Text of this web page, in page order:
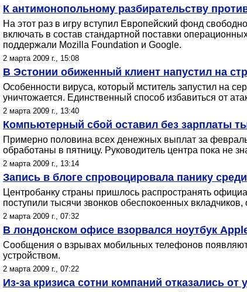
К антимонопольному разбирательству
На этот раз в игру вступил Европейский фонд
включать в состав стандартной поставки
поддержали Mozilla Foundation и Google.
2 марта 2009 г., 15:08
В Эстонии обиженный клиент напустил на
Особенности вируса, который мститель запустил на
уничтожается. Единственный способ избавиться от
2 марта 2009 г., 13:40
Компьютерный сбой оставил без зарплаты
Примерно половина всех денежных выплат за
обработаны в пятницу. Руководитель центра пока не
2 марта 2009 г., 13:14
Запись в блоге спровоцировала панику
Центробанку страны пришлось распространять
поступили тысячи звонков обеспокоенных
2 марта 2009 г., 07:32
В лондонском офисе взорвался ноутбук
Сообщения о взрывах мобильных телефонов
устройством.
2 марта 2009 г., 07:22
Из-за кризиса сотни компаний отказались